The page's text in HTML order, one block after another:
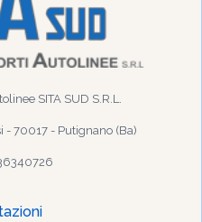
SITA SUD S.R.L.
- 70017 - Putignano (Ba)